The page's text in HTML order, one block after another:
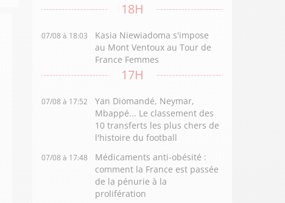
18H
07/08 à 18:03
Kasia Niewiadoma s'impose
au Mont Ventoux au Tour de
France Femmes
17H
07/08 à 17:52
Yan Diomandé, Neymar,
Mbappé... Le classement des
10 transferts les plus chers de
l'histoire du football
07/08 à 17:48
Médicaments anti-obésité :
comment la France est passée
de la pénurie à la
prolifération